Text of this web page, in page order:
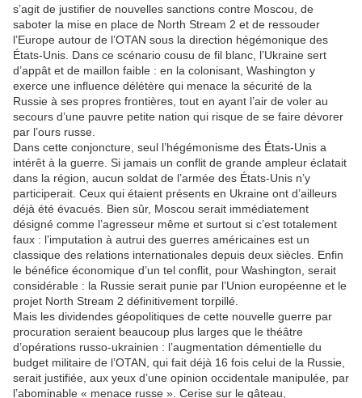
s’agit de justifier de nouvelles sanctions contre Moscou, de
saboter la mise en place de North Stream 2 et de ressouder
l’Europe autour de l’OTAN sous la direction hégémonique des
États-Unis. Dans ce scénario cousu de fil blanc, l’Ukraine sert
d’appât et de maillon faible : en la colonisant, Washington y
exerce une influence délétère qui menace la sécurité de la
Russie à ses propres frontières, tout en ayant l’air de voler au
secours d’une pauvre petite nation qui risque de se faire dévorer
par l’ours russe.
Dans cette conjoncture, seul l’hégémonisme des États-Unis a
intérêt à la guerre. Si jamais un conflit de grande ampleur éclatait
dans la région, aucun soldat de l’armée des États-Unis n’y
participerait. Ceux qui étaient présents en Ukraine ont d’ailleurs
déjà été évacués. Bien sûr, Moscou serait immédiatement
désigné comme l’agresseur même et surtout si c’est totalement
faux : l’imputation à autrui des guerres américaines est un
classique des relations internationales depuis deux siècles. Enfin
le bénéfice économique d’un tel conflit, pour Washington, serait
considérable : la Russie serait punie par l’Union européenne et le
projet North Stream 2 définitivement torpillé.
Mais les dividendes géopolitiques de cette nouvelle guerre par
procuration seraient beaucoup plus larges que le théâtre
d’opérations russo-ukrainien : l’augmentation démentielle du
budget militaire de l’OTAN, qui fait déjà 16 fois celui de la Russie,
serait justifiée, aux yeux d’une opinion occidentale manipulée, par
l’abominable « menace russe ». Cerise sur le gâteau,